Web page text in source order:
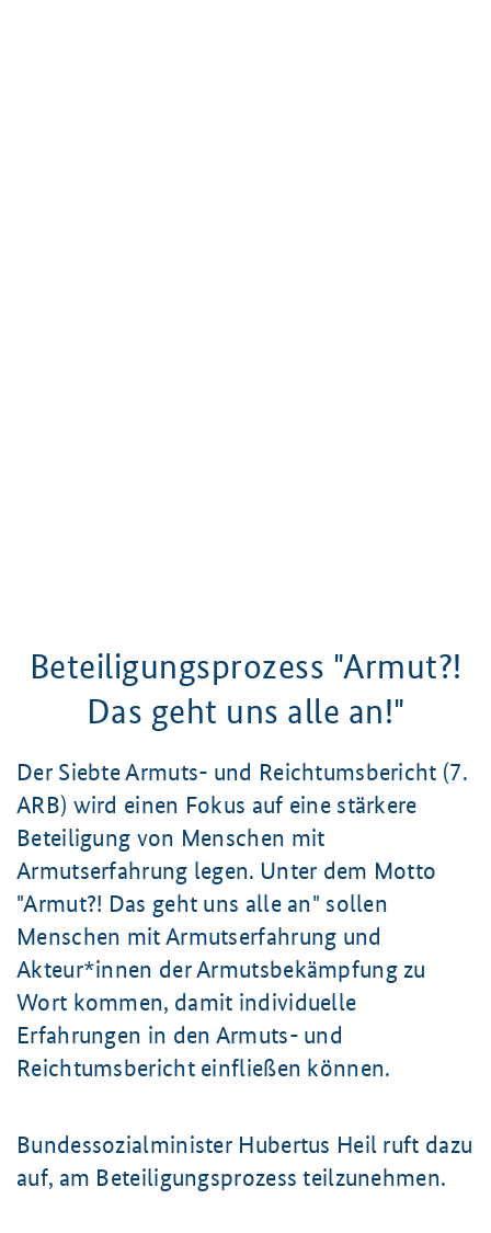
Beteiligungsprozess "Armut?!
Das geht uns alle an!"
Der Siebte Armuts- und Reichtumsbericht (7.
ARB) wird einen Fokus auf eine stärkere
Beteiligung von Menschen mit
Armutserfahrung legen. Unter dem Motto
"Armut?! Das geht uns alle an" sollen
Menschen mit Armutserfahrung und
Akteur*innen der Armutsbekämpfung zu
Wort kommen, damit individuelle
Erfahrungen in den Armuts- und
Reichtumsbericht einfließen können.
Bundessozialminister Hubertus Heil ruft dazu
auf, am Beteiligungsprozess teilzunehmen.